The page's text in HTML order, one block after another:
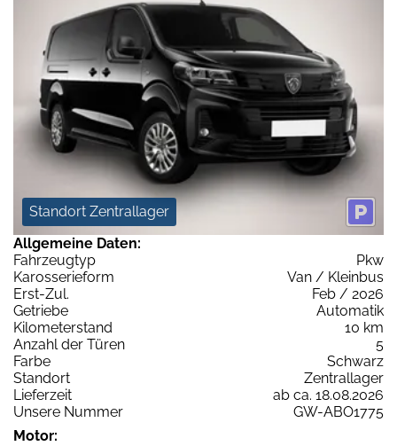
Standort Zentrallager
Allgemeine Daten:
Fahrzeugtyp
Pkw
Karosserieform
Van / Kleinbus
Erst-Zul.
Feb / 2026
Getriebe
Automatik
Kilometerstand
10 km
Anzahl der Türen
5
Farbe
Schwarz
Standort
Zentrallager
Lieferzeit
ab ca. 18.08.2026
Unsere Nummer
GW-ABO1775
Motor: